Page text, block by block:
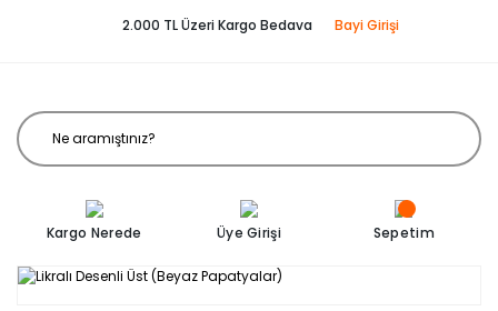
2.000 TL Üzeri Kargo Bedava Bayi Girişi
Kargo Nerede Üye Girişi Sepetim